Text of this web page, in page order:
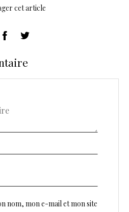
cet article
nom, mon e-mail et mon site